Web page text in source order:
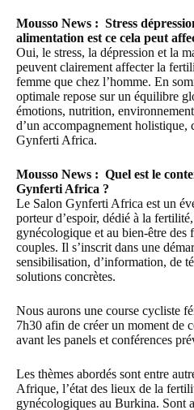
Mousso News : Stress
alimentation est ce cela peut
Oui, le stress, la dépression et la
peuvent clairement affecter la
femme que chez l’homme. En
optimale repose sur un équilibre
émotions, nutrition,
d’un accompagnement holistique,
Gynferti Africa.
Mousso News : Quel est le
Gynferti Africa ?
Le Salon Gynferti Africa est un
porteur d’espoir, dédié à la
gynécologique et au bien-être des
couples. Il s’inscrit dans une
sensibilisation, d’information, de
solutions concrètes.
Nous aurons une course cycliste
7h30 afin de créer un moment de
avant les panels et conférences
Les thèmes abordés sont entre
Afrique, l’état des lieux de la
gynécologiques au Burkina. Sont